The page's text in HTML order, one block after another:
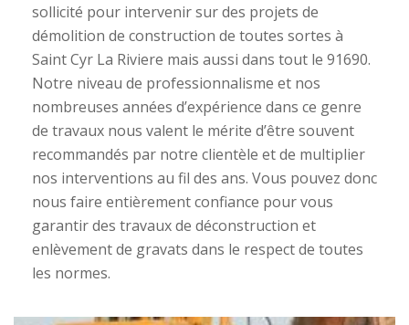
sollicité pour intervenir sur des projets de
démolition de construction de toutes sortes à
Saint Cyr La Riviere mais aussi dans tout le 91690.
Notre niveau de professionnalisme et nos
nombreuses années d’expérience dans ce genre
de travaux nous valent le mérite d’être souvent
recommandés par notre clientèle et de multiplier
nos interventions au fil des ans. Vous pouvez donc
nous faire entièrement confiance pour vous
garantir des travaux de déconstruction et
enlèvement de gravats dans le respect de toutes
les normes.